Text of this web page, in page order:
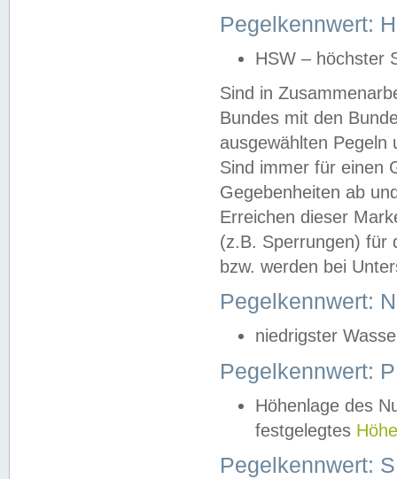
Pegelkennwert:
HSW – höchster
Sind in
Bundes mit den
ausgewählten
Sind immer für einen
Gegebenheiten ab
Erreichen dieser
(z.B. Sperrungen) für
bzw. werden bei
Pegelkennwert:
niedrigster
Pegelkennwert:
Höhenlage des
festgelegtes
Pegelkennwert: